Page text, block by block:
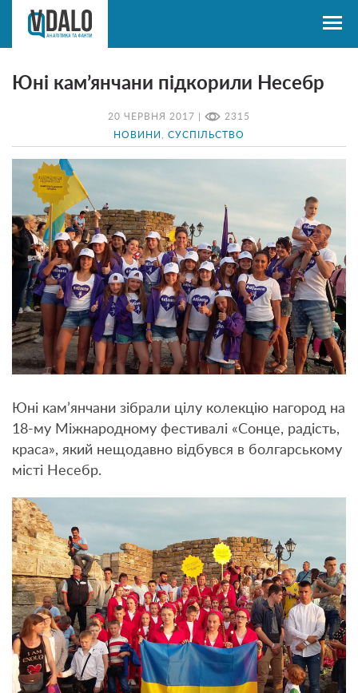
20 ЧЕРВНЯ 2017 | 2315
НОВИНИ СУСПІЛЬСТВО
Юні кам’янчани підкорили Несебр
Юні кам’янчани зібрали цілу колекцію нагород на
18-му Міжнародному фестивалі «Сонце, радість,
краса», який нещодавно відбувся в болгарському
місті Несебр.